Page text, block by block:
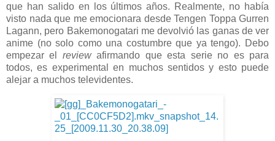
que han salido en los últimos años. Realmente, no había
visto nada que me emocionara desde Tengen Toppa Gurren
Lagann, pero Bakemonogatari me devolvió las ganas de ver
anime (no solo como una costumbre que ya tengo). Debo
empezar el reviewafirmando que esta serie no es para
todos, es experimental en muchos sentidos y esto puede
alejar a muchos televidentes.